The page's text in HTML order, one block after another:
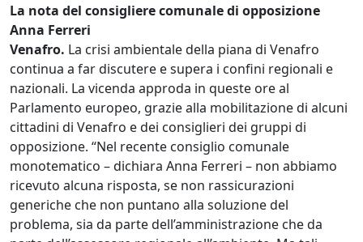
La nota del consigliere comunale di opposizione
Anna Ferreri
Venafro. La crisi ambientale della piana di Venafro
continua a far discutere e supera i confini regionali e
nazionali. La vicenda approda in queste ore al
Parlamento europeo, grazie alla mobilitazione di alcuni
cittadini di Venafro e dei consiglieri dei gruppi di
opposizione. “Nel recente consiglio comunale
monotematico – dichiara Anna Ferreri – non abbiamo
ricevuto alcuna risposta, se non rassicurazioni
generiche che non puntano alla soluzione del
problema, sia da parte dell’amministrazione che da